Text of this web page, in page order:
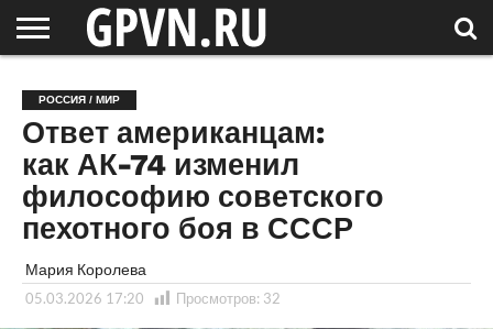
ОБЛАСТЬ
НОВОСТИ
СОСЕДЕЙ
РОССИЯ
/ МИР
СПЕЦПРОЕКТЫ
БЛОГ
СТАТЬИ
ФОТОРЕПОРТАЖИ
ИНТЕРВЬЮ
ОБЪЕКТЫ
ПОДБОРКИ
РОССИЯ / МИР
Ответ американцам:
как АК-74 изменил
философию советского
пехотного боя в СССР
Мария Королева
05.03.2026 17:20 Просмотров: 32